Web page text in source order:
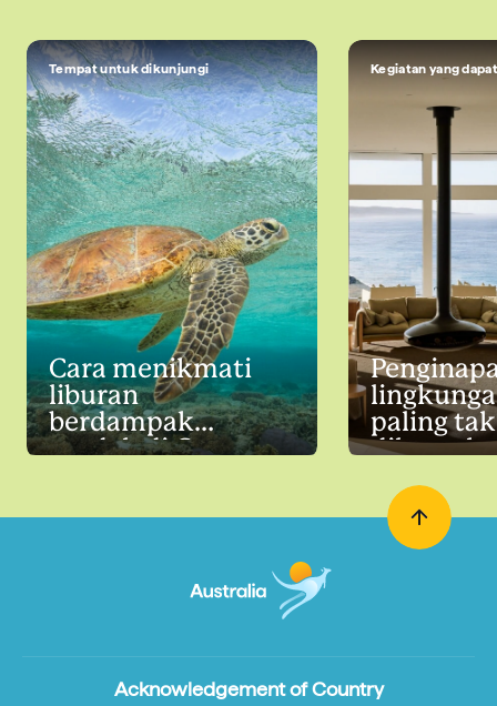
Tempat untuk dikunjungi
Cara menikmati
liburan
berdampak
rendah di Great
Kegiatan yang
paling
Acknowledgement of Country